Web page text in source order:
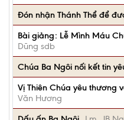
Đón nhận Thánh Thể để
Bài giảng: Lễ Mình Máu
Dũng sdb
Chúa Ba Ngôi nối kết tin
Vị Thiên Chúa yêu thương
Văn Hương